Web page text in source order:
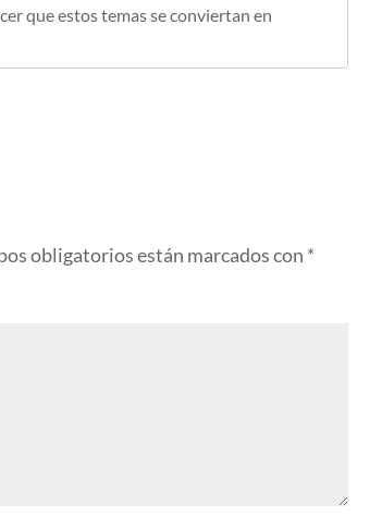
que estos temas se conviertan en
obligatorios están marcados con *